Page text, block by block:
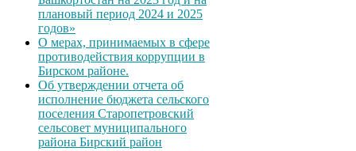
плановый период 2024 и 2025
годов»
О мерах, принимаемых в сфере
противодействия коррупции в
Бирском районе.
Об утверждении отчета об
исполнение бюджета сельского
поселения Старопетровский
сельсовет муниципального
района Бирский район